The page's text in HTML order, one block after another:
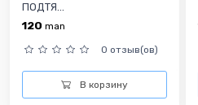
ПОДТЯ...
120 man
0 отзыв(ов)
В корзину